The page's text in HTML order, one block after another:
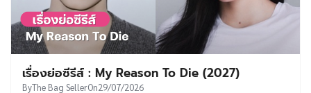
เรื่องย่อซีรีส์ : My Reason To Die (2027)
ByThe Bag SellerOn29/07/2026